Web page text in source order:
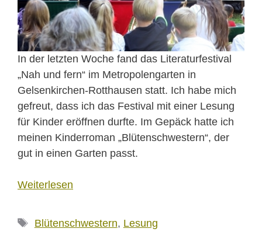
In der letzten Woche fand das Literaturfestival
„Nah und fern“ im Metropolengarten in
Gelsenkirchen-Rotthausen statt. Ich habe mich
gefreut, dass ich das Festival mit einer Lesung
für Kinder eröffnen durfte. Im Gepäck hatte ich
meinen Kinderroman „Blütenschwestern“, der
gut in einen Garten passt.
Weiterlesen
Schlagwörter
Blütenschwestern, Lesung